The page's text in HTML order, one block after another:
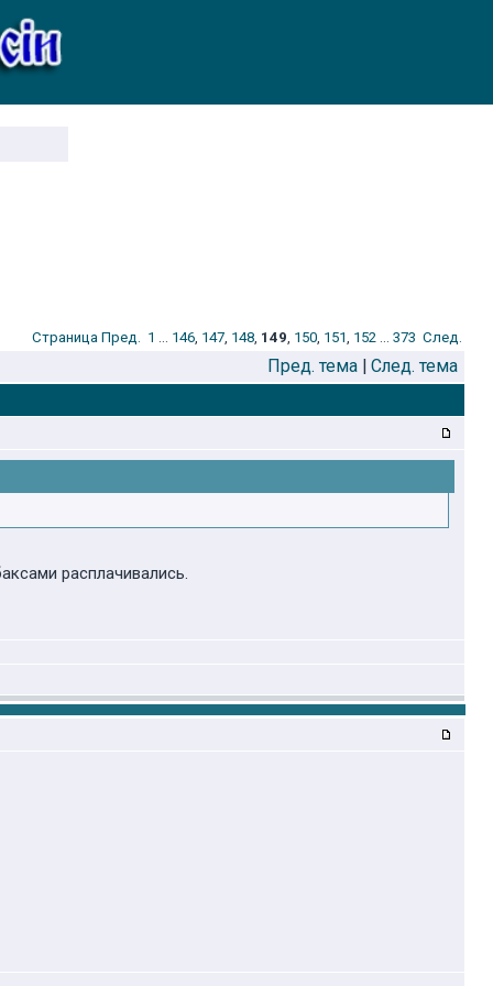
Стрaница Пред. 1 ... 146, 147, 148, 149, 150, 151, 152 ... 373 След.
Пред. тема | След. тема
расплачивались.